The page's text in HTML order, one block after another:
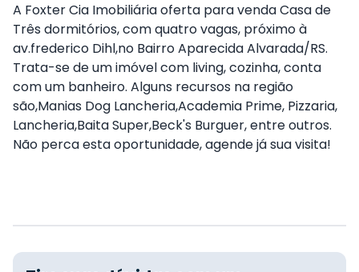
A Foxter Cia Imobiliária oferta para venda Casa de
Três dormitórios, com quatro vagas, próximo à
av.frederico Dihl,no Bairro Aparecida Alvarada/RS.
Trata-se de um imóvel com living, cozinha, conta
com um banheiro. Alguns recursos na região
são,Manias Dog Lancheria,Academia Prime, Pizzaria,
Lancheria,Baita Super,Beck's Burguer, entre outros.
Não perca esta oportunidade, agende já sua visita!